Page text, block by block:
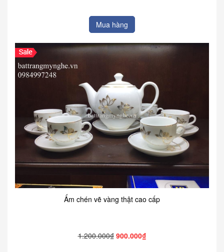
Mua hàng
Ấm chén vẽ vàng thật cao cấp
1.200.000₫ 900.000₫